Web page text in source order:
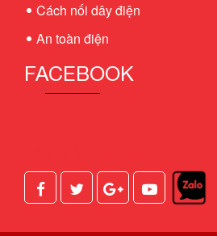
Cách nối dây điện
An toàn điện
FACEBOOK